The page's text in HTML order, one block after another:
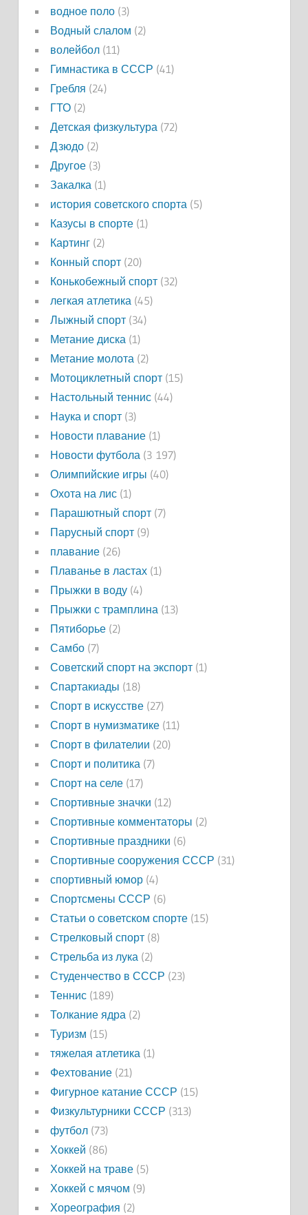
водное поло(3)
Водный слалом (2)
волейбол(11)
Гимнастика в СССР (41)
Гребля (24)
ГТО(2)
Детская физкультура(72)
Дзюдо(2)
Другое(3)
Закалка(1)
история советского спорта(5)
Казусы в спорте(1)
Картинг(2)
Конный спорт(20)
Конькобежный спорт(32)
легкая атлетика(45)
Лыжный спорт(34)
Метание диска(1)
Метание молота(2)
Мотоциклетный спорт(15)
Настольный теннис(44)
Наука и спорт(3)
Новости плавание(1)
Новости футбола(3 197)
Олимпийские игры (40)
Охота на лис(1)
Парашютный спорт(7)
Парусный спорт(9)
плавание(26)
Плаванье в ластах(1)
Прыжки в воду(4)
Прыжки с трамплина(13)
Пятиборье(2)
Самбо(7)
Советский спорт на экспорт(1)
Спартакиады (18)
Спорт в искусстве(27)
Спорт в нумизматике(11)
Спорт в филателии (20)
Спорт и политика(7)
Спорт на селе(17)
Спортивные значки (12)
Спортивные комментаторы (2)
Спортивные праздники (6)
Спортивные сооружения СССР (31)
спортивный юмор(4)
Спортсмены СССР (6)
Статьи о советском спорте(15)
Стрелковый спорт(8)
Стрельба из лука(2)
Студенчество в СССР (23)
Теннис(189)
Толкание ядра(2)
Туризм (15)
тяжелая атлетика(1)
Фехтование(21)
Фигурное катание СССР (15)
Физкультурники СССР (313)
футбол(73)
Хоккей (86)
Хоккей на траве(5)
Хоккей с мячом (9)
Хореография (2)